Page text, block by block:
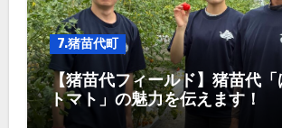
7.猪苗代町
【猪苗代フィールド】猪苗代「
トマト」の魅力を伝えます！